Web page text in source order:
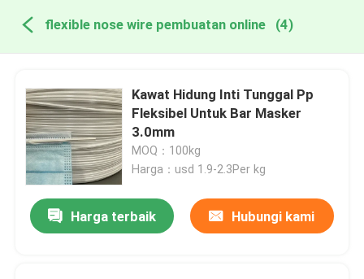
flexible nose wire pembuatan online (4)
Kawat Hidung Inti Tunggal Pp
Fleksibel Untuk Bar Masker
3.0mm
MOQ：100kg
Harga：usd 1.9-2.3Per kg
Harga terbaik Hubungi kami